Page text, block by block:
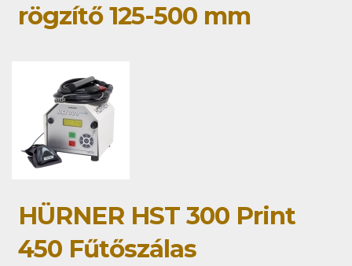
rögzítő 125-500 mm
HÜRNER HST 300 Print
450 Fűtőszálas